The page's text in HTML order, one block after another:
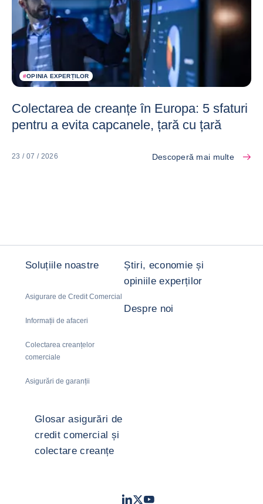
#OPINIA EXPERȚILOR
Colectarea de creanțe în Europa: 5 sfaturi
pentru a evita capcanele, țară cu țară
23 / 07 / 2026 Descoperă mai multe
Soluțiile noastre
Asigurare de Credit Comercial
Informații de afaceri
Colectarea creanțelor
comerciale
Asigurări de garanții
Știri, economie și
opiniile experților
Despre noi
Glosar asigurări de
credit comercial și
colectare creanțe
LinkedIn
TwitterYoutube